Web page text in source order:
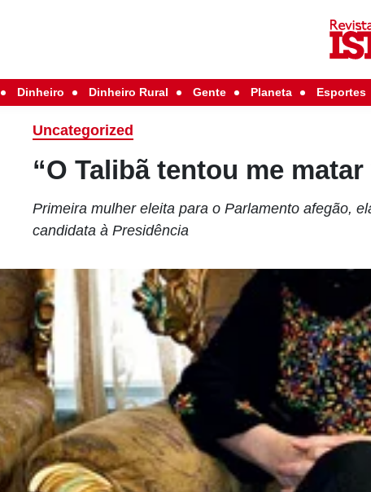
Dinheiro Dinheiro Rural Gente Planeta Esportes
Uncategorized
“O Talibã tentou me
Primeira mulher eleita para o Parlamento afegão,
candidata à Presidência